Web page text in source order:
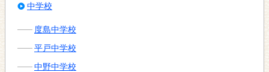
中学校
度島中学校
平戸中学校
中野中学校